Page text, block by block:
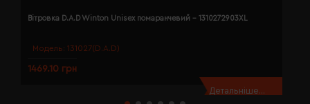
Модель: 131027(D.A.D)
Вітровка D.A.D Winton Unisex помаранчевий - 1310272903XL
1469.10 грн
Детальніше...